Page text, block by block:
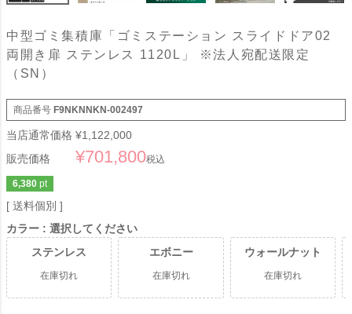
中型ゴミ集積庫「ゴミステーション スライドドア02
両開き扉 ステンレス 1120L」 ※法人宛配送限定
（SN）
商品番号 F9NKNNKN-002497
当店通常価格 ¥1,122,000
販売価格
¥701,800税込
6,380 pt
送料個別
カラー
選択してください
ステンレス
在庫切れ
エボニー
在庫切れ
ウォールナット
在庫切れ